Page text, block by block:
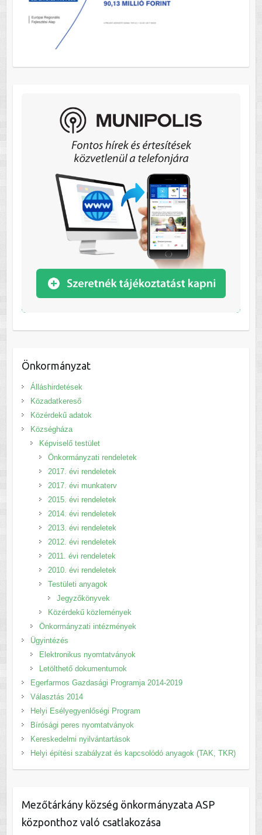
Önkormányzat
Álláshirdetések
Közadatkereső
Közérdekű adatok
Községháza
Képviselő testület
Önkormányzati rendeletek
2017. évi rendeletek
2017. évi munkaterv
2015. évi rendeletek
2014. évi rendeletek
2013. évi rendeletek
2012. évi rendeletek
2011. évi rendeletek
2010. évi rendeletek
Testületi anyagok
Jegyzőkönyvek
Közérdekű közlemények
Önkormányzati intézmények
Ügyintézés
Elektronikus nyomtatványok
Letölthető dokumentumok
Egerfarmos Gazdasági Programja 2014-2019
Választás 2014
Helyi Esélyegyenlőségi Program
Bírósági peres nyomtatványok
Kereskedelmi nyilvántartások
Helyi építési szabályzat és kapcsolódó anyagok (TAK, TKR)
Mezőtárkány község önkormányzata ASP
központhoz való csatlakozása